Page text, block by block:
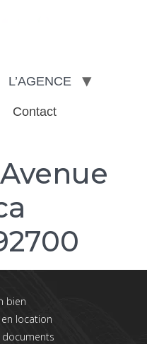
L’AGENCE
Contact
Avenue
bien
location